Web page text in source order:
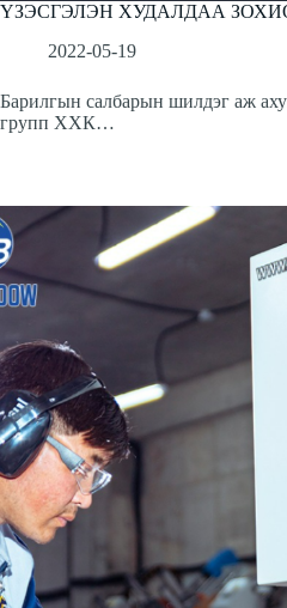
ҮЗЭСГЭЛЭН ХУДАЛДАА
2022-05-19
Барилгын салбарын шилдэг аж
групп ХХК…